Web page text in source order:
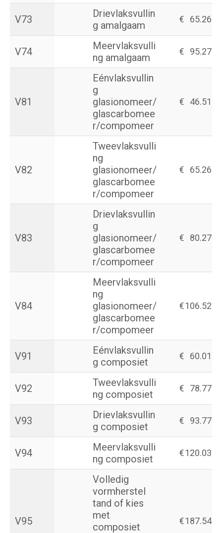
V73
Drievlaksvullin
g amalgaam
€ 65.26
V74
Meervlaksvulli
ng amalgaam
€ 95.27
V81
Eénvlaksvullin
g
glasionomeer/
glascarbomee
r/compomeer
€ 46.51
V82
Tweevlaksvulli
ng
glasionomeer/
glascarbomee
r/compomeer
€ 65.26
V83
Drievlaksvullin
g
glasionomeer/
glascarbomee
r/compomeer
€ 80.27
V84
Meervlaksvulli
ng
glasionomeer/
glascarbomee
r/compomeer
€106.52
V91
Eénvlaksvullin
g composiet
€ 60.01
V92
Tweevlaksvulli
ng composiet
€ 78.77
V93
Drievlaksvullin
g composiet
€ 93.77
V94
Meervlaksvulli
ng composiet
€120.03
V95
Volledig
vormherstel
tand of kies
met
composiet
€187.54